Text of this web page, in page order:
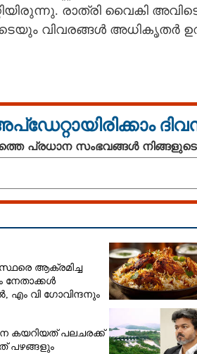
രാത്രി വൈകി
വിവരങ്ങൾ അധികൃതർ
പ്രധാന സംഭവങ്ങൾ
ആക്രമിച്ച
നേതാക്കൾ
എം വി ഗോവിന്ദനും
കയറിയത് പലചരക്ക്
പഴങ്ങളും
പതിവുപോലെ യാത്രപോയി, പക്ഷേ...